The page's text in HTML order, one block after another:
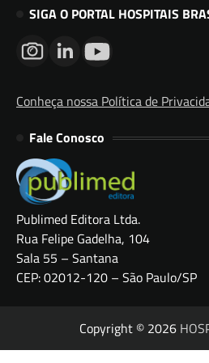
SIGA O PORTAL HOSPITAIS
Conheça nossa Política de
Fale Conosco
Publimed Editora Ltda.
Rua Felipe Gadelha, 104
Sala 55 – Santana
CEP: 02012-120 – São Paulo/SP
Copyright © 2026